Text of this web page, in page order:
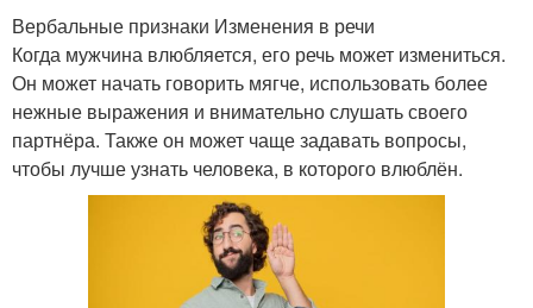
Вербальные признаки Изменения в речи
Когда мужчина влюбляется, его речь может измениться.
Он может начать говорить мягче, использовать более
нежные выражения и внимательно слушать своего
партнёра. Также он может чаще задавать вопросы,
чтобы лучше узнать человека, в которого влюблён.